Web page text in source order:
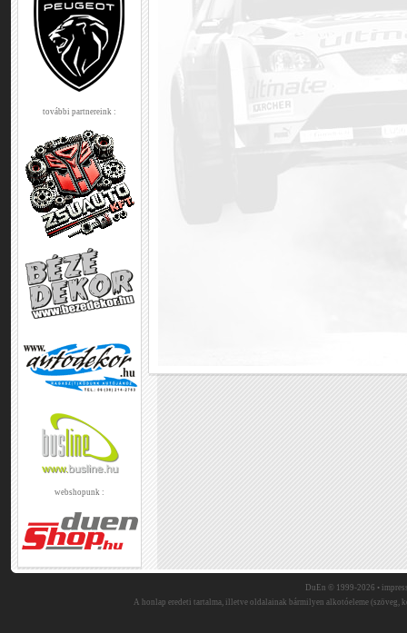
további partnereink :
webshopunk :
DuEn © 1999-2026 •
A honlap eredeti tartalma, illetve oldalainak bármilyen alkotóeleme (szöveg,